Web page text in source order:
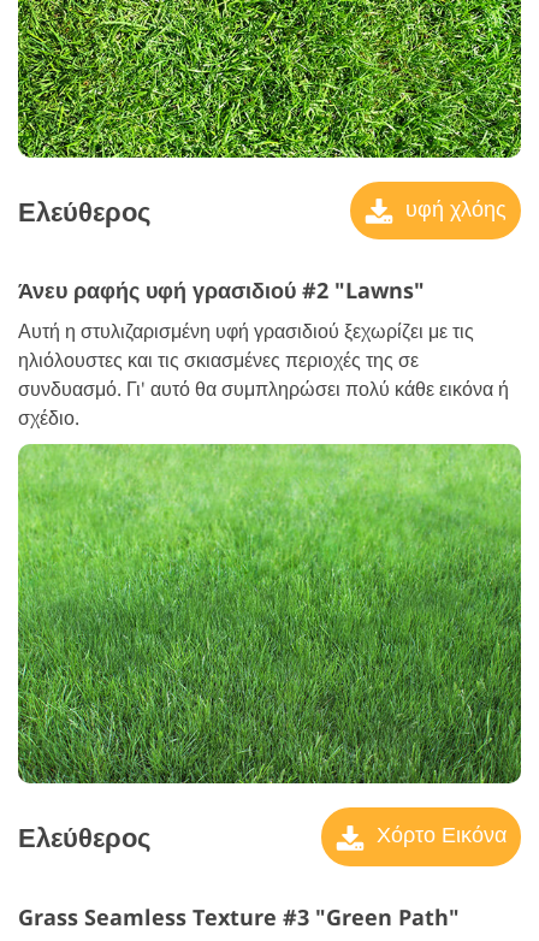
Ελεύθερος υφή χλόης
Άνευ ραφής υφή γρασιδιού #2 "Lawns"
Αυτή η στυλιζαρισμένη υφή γρασιδιού ξεχωρίζει με τις
ηλιόλουστες και τις σκιασμένες περιοχές της σε
συνδυασμό. Γι' αυτό θα συμπληρώσει πολύ κάθε εικόνα ή
σχέδιο.
Ελεύθερος Χόρτο Εικόνα
Grass Seamless Texture #3 "Green Path"